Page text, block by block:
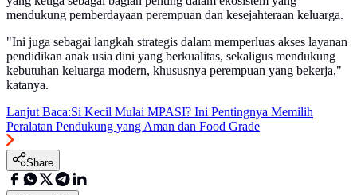
mendukung pemberdayaan perempuan dan kesejahteraan keluarga.
"Ini juga sebagai langkah strategis dalam memperluas akses layanan
pendidikan anak usia dini yang berkualitas, sekaligus mendukung
kebutuhan keluarga modern, khususnya perempuan yang bekerja,"
katanya.
Lanjut Baca:Si Kecil Mulai MPASI? Ini Pentingnya Memilih
Peralatan Pendukung yang Aman dan Food Grade
Share